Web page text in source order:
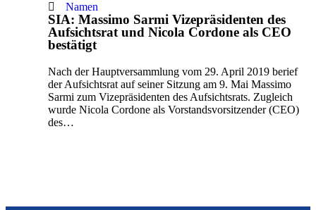
Namen
SIA: Massimo Sarmi Vizepräsidenten des
Aufsichtsrat und Nicola Cordone als CEO
bestätigt
Nach der Hauptversammlung vom 29. April 2019 berief
der Aufsichtsrat auf seiner Sitzung am 9. Mai Massimo
Sarmi zum Vizepräsidenten des Aufsichtsrats. Zugleich
wurde Nicola Cordone als Vorstandsvorsitzender (CEO)
des…